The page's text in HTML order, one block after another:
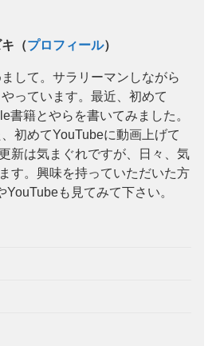
（プロフィール）
して。サラリーマンしながら
っています。最近、初めて
書籍とやらを書いてみました。
、初めてYouTubeに動画上げて
新は気まぐれですが、日々、気
す。興味を持っていただいた方
も見てみて下さい。